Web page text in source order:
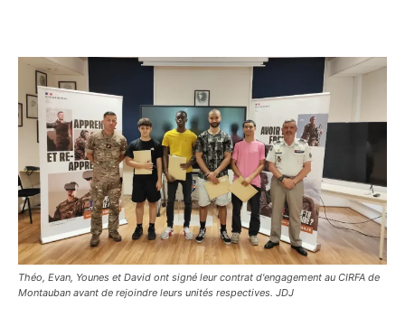
Théo, Evan, Younes et David ont signé leur contrat d'engagement au CIRFA de
Montauban avant de rejoindre leurs unités respectives. JDJ